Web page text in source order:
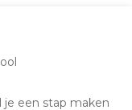
je een stap maken